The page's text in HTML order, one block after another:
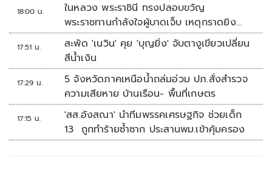
18:00 น.
ในหลวง พระราชินี ทรงปลอบขวัญ
พระราชทานกำลังใจผู้บาดเจ็บ เหตุกราดยิง
รร.เทพศิรินทร์นนทบุรี
17:51 น.
สะพัด 'เนวิน' คุย 'บุญยิ่ง' จับตางูเขียวเปลี่ยน
สีน้ำเงิน
17:29 น.
5 จังหวัดภาคเหนือน้ำถล่มอ่วม ปภ.สั่งสำรวจ
ความเสียหาย บ้านเรือน- พื้นที่เกษตร
17:15 น.
'สส.อังสณา' นำทีมพรรคเศรษฐกิจ ช่วยเด็ก
13 ถูกทำร้ายซ้ำซาก ประสานพม.เข้าคุ้มครอง